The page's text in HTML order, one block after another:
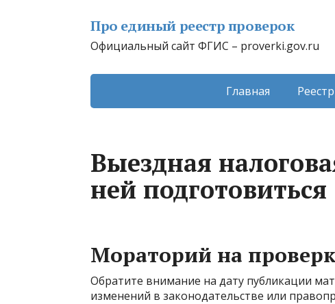
Про единый реестр проверок
Официальный сайт ФГИС – proverki.gov.ru
Главная
Выездная
ней подготовиться
Мораторий на
Обратите внимание на дату публикации
изменений в законодательстве или